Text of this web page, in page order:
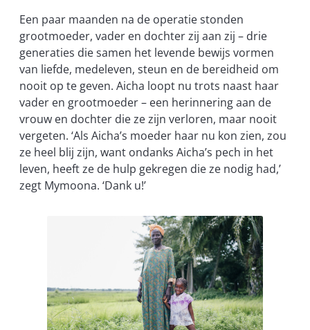
Een paar maanden na de operatie stonden
grootmoeder, vader en dochter zij aan zij – drie
generaties die samen het levende bewijs vormen
van liefde, medeleven, steun en de bereidheid om
nooit op te geven. Aicha loopt nu trots naast haar
vader en grootmoeder – een herinnering aan de
vrouw en dochter die ze zijn verloren, maar nooit
vergeten. ‘Als Aicha’s moeder haar nu kon zien, zou
ze heel blij zijn, want ondanks Aicha’s pech in het
leven, heeft ze de hulp gekregen die ze nodig had,’
zegt Mymoona. ‘Dank u!’